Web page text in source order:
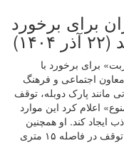
برای برخورد
برای برخورد با
اجتماعی و فرهنگ
مانند پارک دوبله، توقف
اعلام کرد این موارد
کند. او همچنین
یادآور شد طبق آیین‌نامه راهنمایی و رانندگی، توقف در فاصله ۱۵ متری